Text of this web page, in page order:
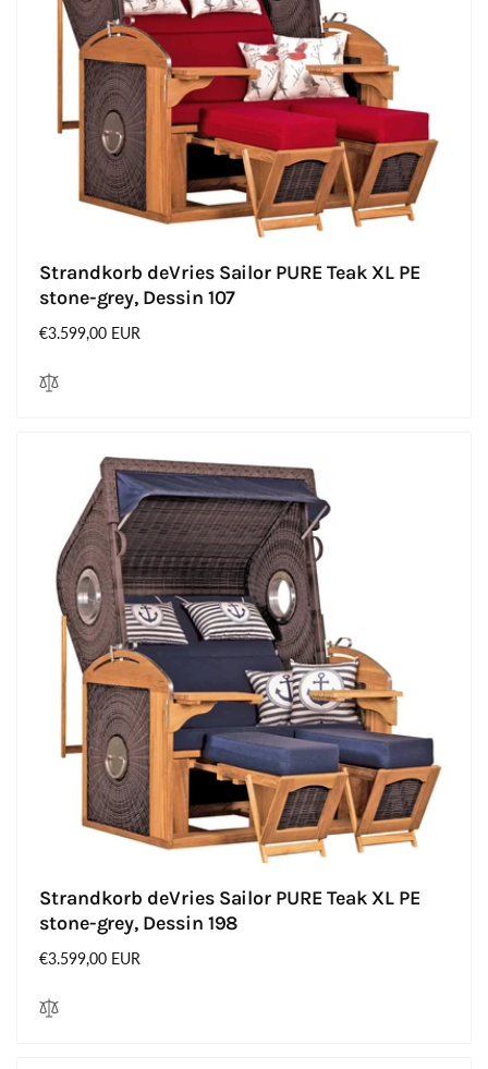
Strandkorb deVries Sailor PURE Teak XL PE
stone-grey, Dessin 107
Normaler
€3.599,00 EUR
Strandkorb deVries Sailor PURE Teak XL PE
stone-grey, Dessin 198
Normaler
€3.599,00 EUR